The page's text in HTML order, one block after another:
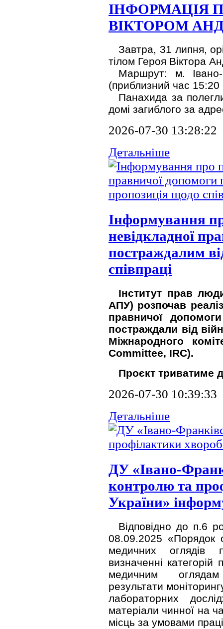
ІНФОРМАЦІЯ
ВІКТОРОМ
Завтра, 31 липня,
тілом Героя Віктора
Маршрут: м.
(приблизний час 15:20
Панахида за
домі загиблого за
2026-07-30 13:28:22
Детальніше
Інформування
невідкладної
постраждалим
співпраці
Інститут прав
АПУ) розпочав
правничої
постраждали від
Міжнародного
Committee, IRC).
Проєкт триватиме
2026-07-30 10:39:33
Детальніше
ДУ «Івано-
контролю та
України»
Відповідно до п.6
08.09.2025 «Порядок
медичних оглядів
визначенні категорій
медичним
результати
лабораторних
матеріали чинної на
місць за умовами